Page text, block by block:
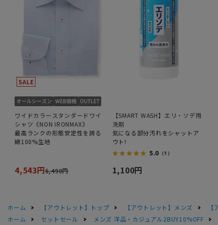
ワイドカラースタンダードワイ
シャツ《NON IRONMAX》
最高ランクの形態安定性を誇る
綿100%生地
4,543円6,490円
【SMART WASH】エリ・ソデ用
洗剤
気になる部分汚れをシャットア
ウト!
5.0 （1）
1,100円
ホーム 【アウトレット】トップ 【アウトレット】メンズ
ホーム
セットセール
メンズ 洋品・カジュアル2BUY10%OFF